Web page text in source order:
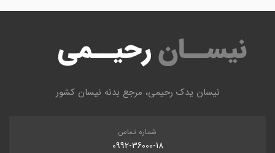
نیسان یدک رحیمی، مرجع بدنه نیسان کشور
شماره تماس
0992-36000-18